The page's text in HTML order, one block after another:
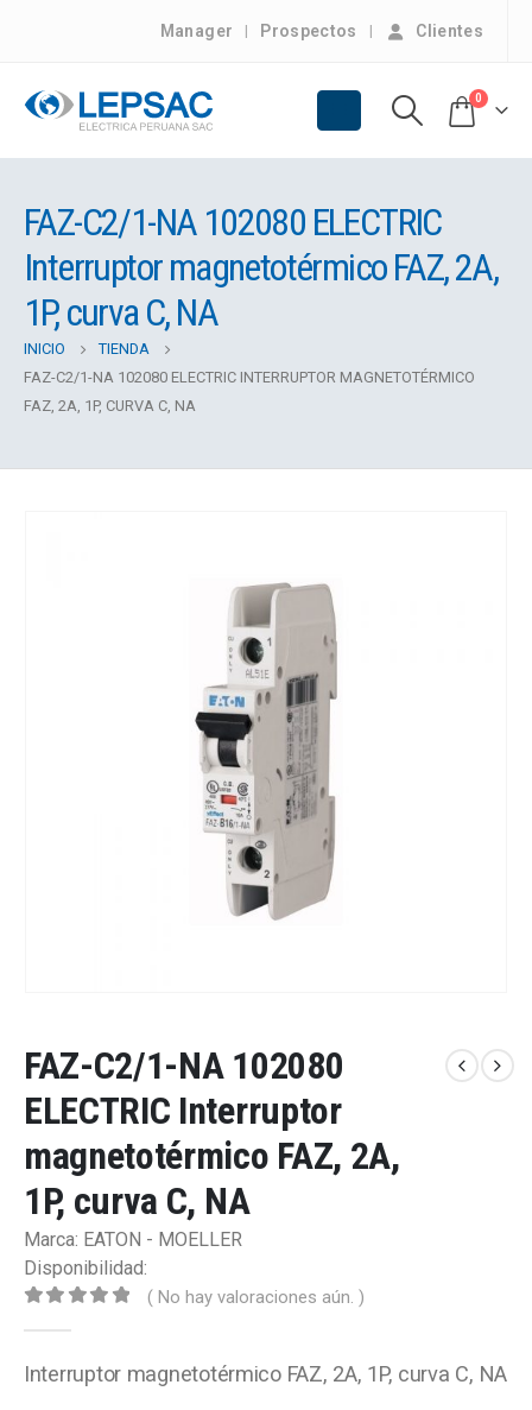
Manager Prospectos Clientes
0
FAZ-C2/1-NA 102080 ELECTRIC
Interruptor magnetotérmico FAZ, 2A,
1P, curva C, NA
INICIO
TIENDA
FAZ-C2/1-NA 102080 ELECTRIC INTERRUPTOR MAGNETOTÉRMICO
FAZ, 2A, 1P, CURVA C, NA
FAZ-C2/1-NA 102080
ELECTRIC Interruptor
magnetotérmico FAZ, 2A,
1P, curva C, NA
Marca: EATON - MOELLER
Disponibilidad:
( No hay valoraciones aún. )
Interruptor magnetotérmico FAZ, 2A, 1P, curva C, NA